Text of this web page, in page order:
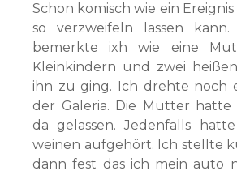
Schon komisch wie ein
so verzweifeln lassen
bemerkte ixh wie eine
Kleinkindern und zwei
ihn zu ging. Ich drehte noch
der Galeria. Die Mutter hatte
da gelassen. Jedenfalls
weinen aufgehört. Ich stellte
dann fest das ich mein auto